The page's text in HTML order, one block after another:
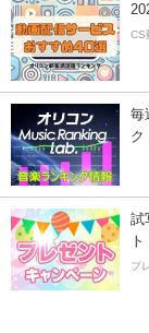
CS
毎
ク
試
ト
プ